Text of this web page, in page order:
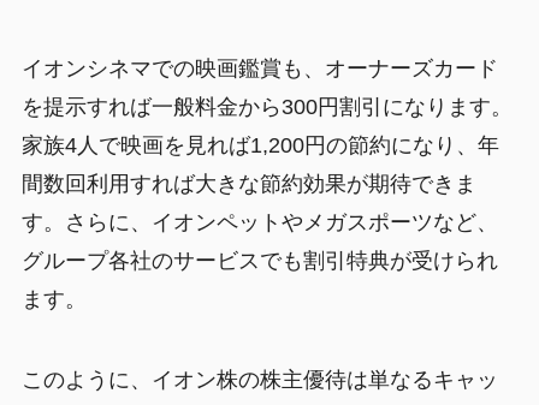
イオンシネマでの映画鑑賞も、オーナーズカード
を提示すれば一般料金から300円割引になります。
家族4人で映画を見れば1,200円の節約になり、年
間数回利用すれば大きな節約効果が期待できま
す。さらに、イオンペットやメガスポーツなど、
グループ各社のサービスでも割引特典が受けられ
ます。
このように、イオン株の株主優待は単なるキャッ